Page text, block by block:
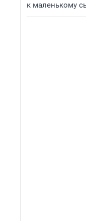
к маленькому